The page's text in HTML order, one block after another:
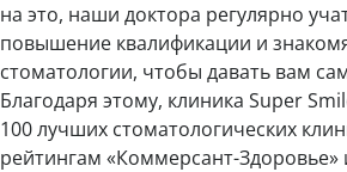
на это, наши доктора регулярно
повышение квалификации и
стоматологии, чтобы давать вам
Благодаря этому, клиника Super
100 лучших стоматологических
рейтингам «Коммерсант-Здоровье»